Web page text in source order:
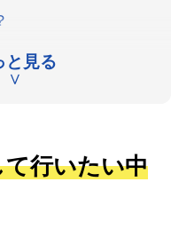
か？
中途採用の面接質問
す。
と見る
∨
行いたい中